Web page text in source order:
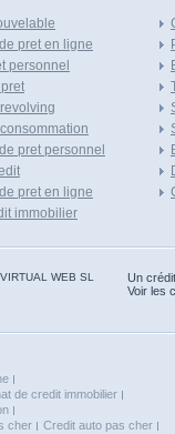
pret en ligne
personnel
pret personnel
pret en ligne
immobilier
WEB SL
Un
Voir les
de credit immobilier
cher Credit auto pas cher